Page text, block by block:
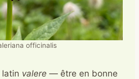
officinalis
latin valere — être en bonne